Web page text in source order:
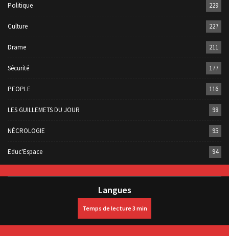
Politique 229
Culture 227
Drame 211
Sécurité 177
PEOPLE 116
LES GUILLEMETS DU JOUR 98
NÉCROLOGIE 95
Educ'Espace 94
Langues